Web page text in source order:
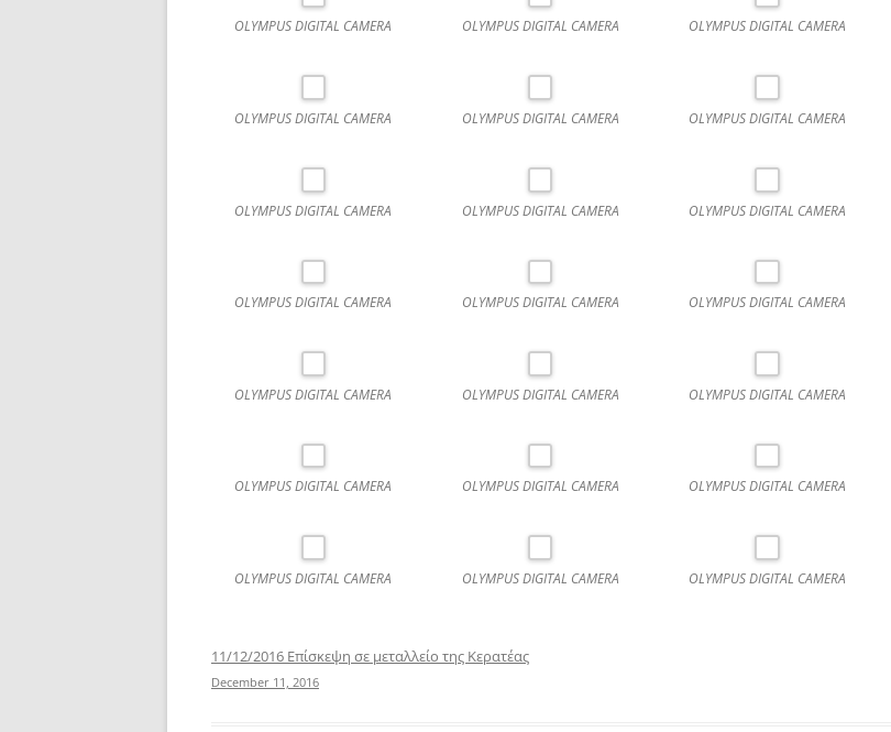
OLYMPUS DIGITAL CAMERA OLYMPUS DIGITAL CAMERA OLYMPUS DIGITAL CAMERA
OLYMPUS DIGITAL CAMERA OLYMPUS DIGITAL CAMERA OLYMPUS DIGITAL CAMERA
OLYMPUS DIGITAL CAMERA OLYMPUS DIGITAL CAMERA OLYMPUS DIGITAL CAMERA
OLYMPUS DIGITAL CAMERA OLYMPUS DIGITAL CAMERA OLYMPUS DIGITAL CAMERA
OLYMPUS DIGITAL CAMERA OLYMPUS DIGITAL CAMERA OLYMPUS DIGITAL CAMERA
OLYMPUS DIGITAL CAMERA OLYMPUS DIGITAL CAMERA OLYMPUS DIGITAL CAMERA
OLYMPUS DIGITAL CAMERA OLYMPUS DIGITAL CAMERA OLYMPUS DIGITAL CAMERA
11/12/2016 Επίσκεψη σε μεταλλείο της Κερατέας
December 11, 2016